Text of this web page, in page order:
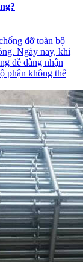
đỡ toàn bộ
Ngày nay, khi
dễ dàng nhận
phận không thể